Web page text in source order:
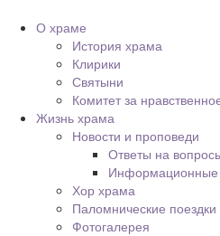
О храме
История храма
Клирики
Святыни
Комитет за
Жизнь храма
Новости и проповеди
Ответы на
Хор храма
Паломнические поездки
Фотогалерея